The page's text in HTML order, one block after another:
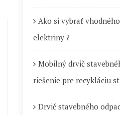
Ako si vybrať
elektriny ?
Mobilný drvič
riešenie pre recykláciu
Drvič stavebného